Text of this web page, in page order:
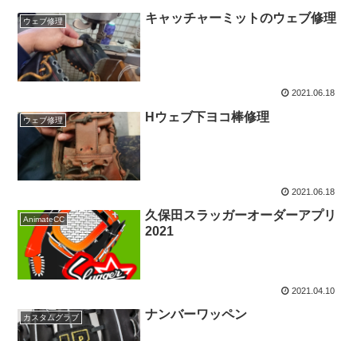
ウェブ修理 キャッチャーミットのウェブ修理
2021.06.18
ウェブ修理 Hウェブ下ヨコ棒修理
2021.06.18
AnimateCC
久保田スラッガーオーダーアプリ
2021
2021.04.10
カスタムグラブ ナンバーワッペン